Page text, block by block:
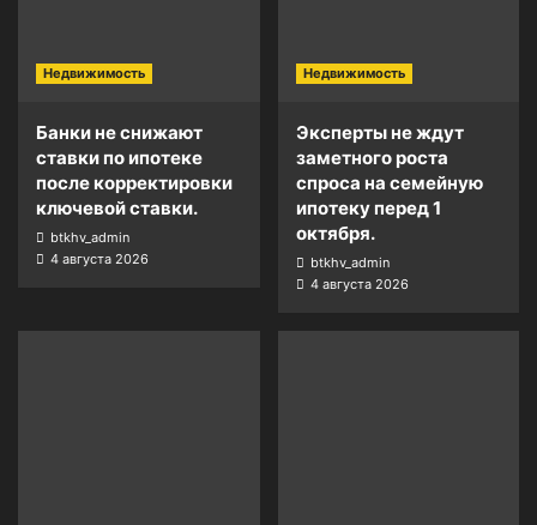
Недвижимость
Банки не снижают
ставки по ипотеке
после корректировки
ключевой ставки.
btkhv_admin
4 августа 2026
Недвижимость
Эксперты не ждут
заметного роста
спроса на семейную
ипотеку перед 1
октября.
btkhv_admin
4 августа 2026